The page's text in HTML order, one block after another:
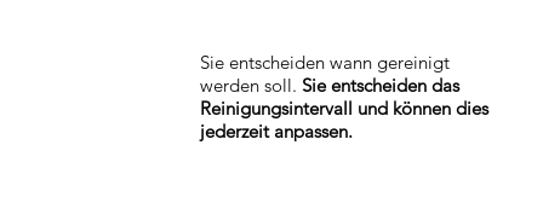
Sie entscheiden wann gereinigt
werden soll. Sie entscheiden das
Reinigungsintervall und können dies
jederzeit anpassen.